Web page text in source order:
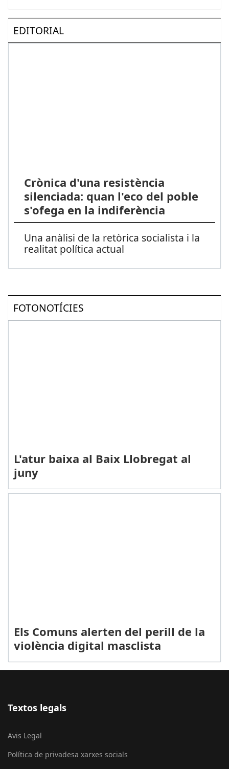
EDITORIAL
Crònica d'una resistència
silenciada: quan l'eco del poble
s'ofega en la indiferència
Una anàlisi de la retòrica socialista i la
realitat política actual
FOTONOTÍCIES
L'atur baixa al Baix Llobregat al
juny
Els Comuns alerten del perill de la
violència digital masclista
Textos legals
Avis Legal
Política de privadesa xarxes socials